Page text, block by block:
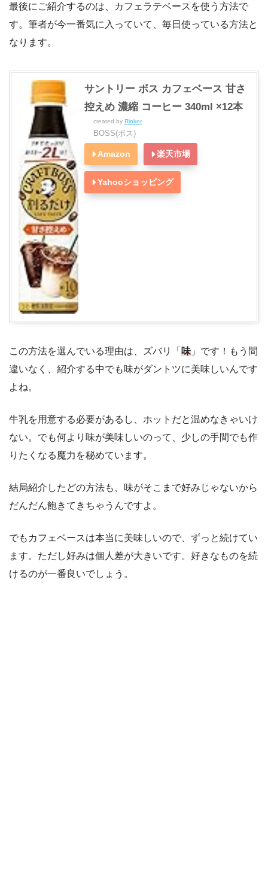
最後にご紹介するのは、カフェラテベースを使う方法で
す。筆者が今一番気に入っていて、毎日使っている方法と
なります。
サントリー ボス カフェベース 甘さ
控えめ 濃縮 コーヒー 340ml ×12本
created by Rinker
BOSS(ボス)
Amazon 楽天市場
Yahooショッピング
この方法を選んでいる理由は、ズバリ「 味 」です！もう間
違いなく、紹介する中でも味がダントツに美味しいんです
よね。
牛乳を用意する必要があるし、ホットだと温めなきゃいけ
ない。でも何より味が美味しいのって、少しの手間でも作
りたくなる魔力を秘めています。
結局紹介したどの方法も、味がそこまで好みじゃないから
だんだん飽きてきちゃうんですよ。
でもカフェベースは本当に美味しいので、ずっと続けてい
ます。ただし好みは個人差が大きいです。好きなものを続
けるのが一番良いでしょう。